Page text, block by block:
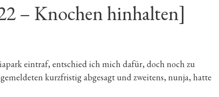
– Knochen hinhalten]
eintraf, entschied ich mich dafür, doch noch zu
kurzfristig abgesagt und zweitens, nunja, hatte